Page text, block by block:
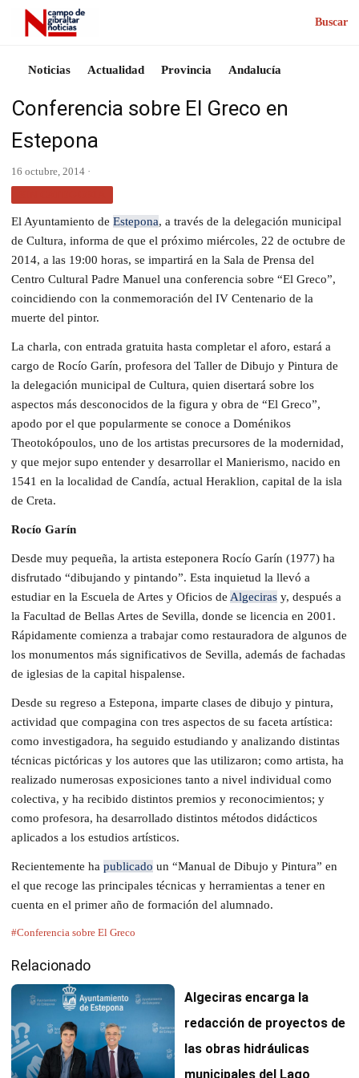
Buscar
Noticias Actualidad Provincia Andalucía
Conferencia sobre El Greco en
Estepona
16 octubre, 2014 ·
El Ayuntamiento de Estepona, a través de la delegación municipal
de Cultura, informa de que el próximo miércoles, 22 de octubre de
2014, a las 19:00 horas, se impartirá en la Sala de Prensa del
Centro Cultural Padre Manuel una conferencia sobre “El Greco”,
coincidiendo con la conmemoración del IV Centenario de la
muerte del pintor.
La charla, con entrada gratuita hasta completar el aforo, estará a
cargo de Rocío Garín, profesora del Taller de Dibujo y Pintura de
la delegación municipal de Cultura, quien disertará sobre los
aspectos más desconocidos de la figura y obra de “El Greco”,
apodo por el que popularmente se conoce a Doménikos
Theotokópoulos, uno de los artistas precursores de la modernidad,
y que mejor supo entender y desarrollar el Manierismo, nacido en
1541 en la localidad de Candía, actual Heraklion, capital de la isla
de Creta.
Rocío Garín
Desde muy pequeña, la artista esteponera Rocío Garín (1977) ha
disfrutado “dibujando y pintando”. Esta inquietud la llevó a
estudiar en la Escuela de Artes y Oficios de Algeciras y, después a
la Facultad de Bellas Artes de Sevilla, donde se licencia en 2001.
Rápidamente comienza a trabajar como restauradora de algunos de
los monumentos más significativos de Sevilla, además de fachadas
de iglesias de la capital hispalense.
Desde su regreso a Estepona, imparte clases de dibujo y pintura,
actividad que compagina con tres aspectos de su faceta artística:
como investigadora, ha seguido estudiando y analizando distintas
técnicas pictóricas y los autores que las utilizaron; como artista, ha
realizado numerosas exposiciones tanto a nivel individual como
colectiva, y ha recibido distintos premios y reconocimientos; y
como profesora, ha desarrollado distintos métodos didácticos
aplicados a los estudios artísticos.
Recientemente ha publicado un “Manual de Dibujo y Pintura” en
el que recoge las principales técnicas y herramientas a tener en
cuenta en el primer año de formación del alumnado.
#Conferencia sobre El Greco
Relacionado
Algeciras encarga la
redacción de proyectos de
las obras hidráulicas
municipales del Lago